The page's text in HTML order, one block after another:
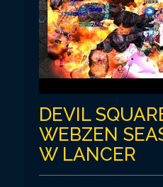
DEVIL
WEBZEN
W LANCER